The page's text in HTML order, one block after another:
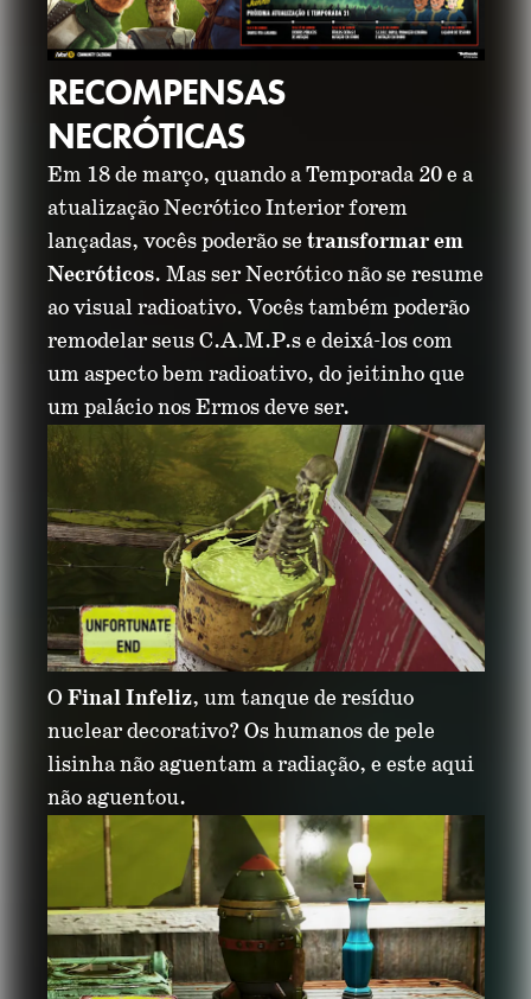
RECOMPENSAS
NECRÓTICAS
Em 18 de março, quando a Temporada 20 e a
atualização Necrótico Interior forem
lançadas, vocês poderão se transformar em
Necróticos. Mas ser Necrótico não se resume
ao visual radioativo. Vocês também poderão
remodelar seus C.A.M.P.s e deixá-los com
um aspecto bem radioativo, do jeitinho que
um palácio nos Ermos deve ser.
O Final Infeliz, um tanque de resíduo
nuclear decorativo? Os humanos de pele
lisinha não aguentam a radiação, e este aqui
não aguentou.